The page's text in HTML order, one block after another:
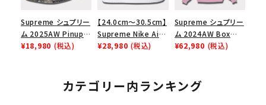
Supreme シュプリー
ム 2025AW Pinup
Mesh Back 5-Panel
ップ トゥルーティン
バーHTC フォールカ
¥18,980 (税込)
【24.0cm～30.5cm】
Supreme Nike Air
Force 1 Mid シュプ
ューズ ホワイト 白
¥28,980 (税込)
Supreme シュプリー
ム 2024AW Box
Logo Hooded
ダスティーピンク
¥62,980 (税込)
カテゴリー内ランキング